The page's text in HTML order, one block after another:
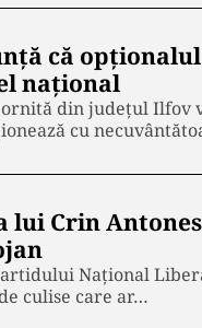
că
național
din județul Ilfov
cu
lui Crin
Național
culise care ar…